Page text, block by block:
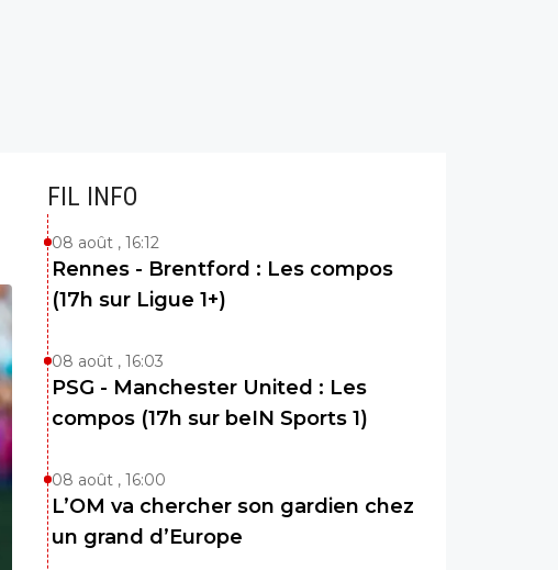
FIL INFO
08 août , 16:12
Rennes - Brentford : Les compos
(17h sur Ligue 1+)
08 août , 16:03
PSG - Manchester United : Les
compos (17h sur beIN Sports 1)
08 août , 16:00
L’OM va chercher son gardien chez
un grand d’Europe